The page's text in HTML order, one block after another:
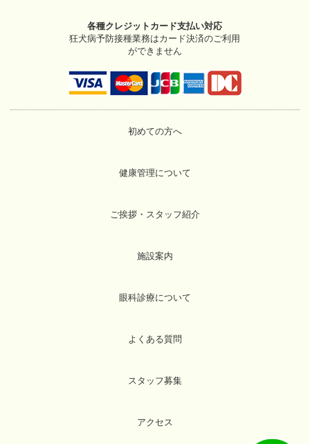
各種クレジットカード支払い対応
狂犬病予防接種業務はカード決済のご利用
ができません
初めての方へ
健康管理について
ご挨拶・スタッフ紹介
施設案内
眼科診療について
よくある質問
スタッフ募集
アクセス